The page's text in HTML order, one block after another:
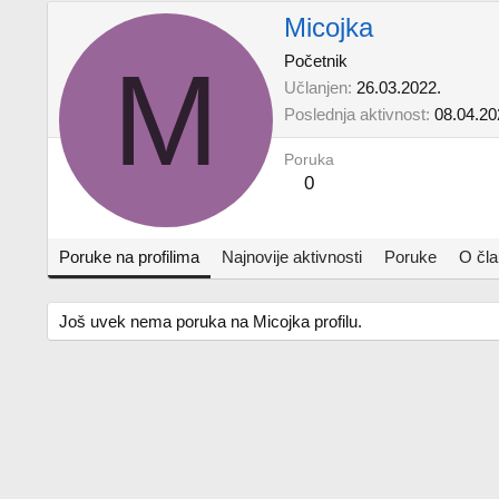
M
Micojka
Početnik
Učlanjen 26.03.2022.
Poslednja aktivnost
Poruka
0
Poruke na profilima Najnovije aktivnosti Poruke O
Još uvek nema poruka na Micojka profilu.